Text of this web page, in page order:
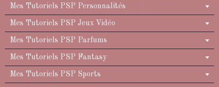
Mes Tutoriels PSP Personnalités
Mes Tutoriels PSP Jeux Vidéo
Mes Tutoriels PSP Parfums
Mes Tutoriels PSP Fantasy
Mes Tutoriels PSP Sports